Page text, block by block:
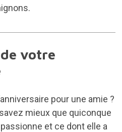
votre
pour une amie ?
mieux que quiconque
et ce dont elle a